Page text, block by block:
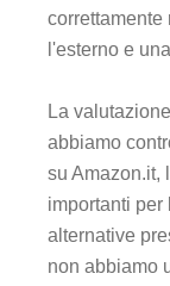
correttamente
l'esterno e
La
abbiamo
su Amazon.it,
importanti per
alternative
non abbiamo